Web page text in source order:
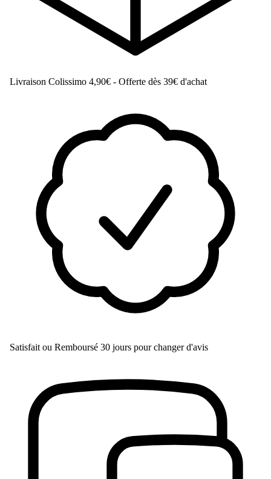
Livraison Colissimo 4,90€ - Offerte dès 39€ d'achat
Satisfait ou Remboursé 30 jours pour changer d'avis